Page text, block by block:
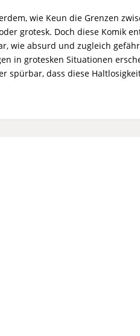
wie Keun die Grenzen
grotesk. Doch diese Komik
wie absurd und zugleich
in grotesken Situationen
spürbar, dass diese